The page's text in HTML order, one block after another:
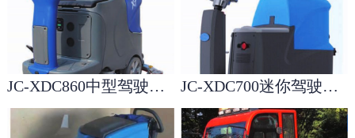
JC-XDC860中型驾驶洗地机 JC-XDC700迷你驾驶洗地机